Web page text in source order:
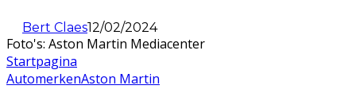
Bert Claes12/02/2024
Foto's: Aston Martin Mediacenter
Startpagina
AutomerkenAston Martin